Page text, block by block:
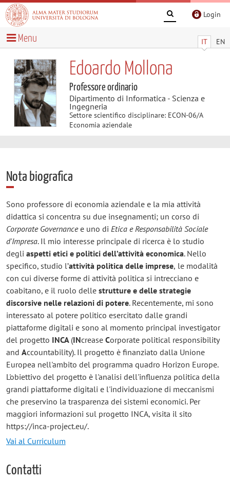
Login
IT EN
Menu
Edoardo Mollona
Professore ordinario
Dipartimento di Informatica - Scienza e
Ingegneria
Settore scientifico disciplinare: ECON-06/A
Economia aziendale
Nota biografica
Sono professore di economia aziendale e la mia attività
didattica si concentra su due insegnamenti; un corso di
Corporate Governancee uno di Etica e Responsabilità Sociale
d'Impresa. Il mio interesse principale di ricerca è lo studio
degli aspetti etici e politici dell’attività economica. Nello
specifico, studio l’attività politica delle imprese, le modalità
con cui diverse forme di attività politica si intrecciano e
coabitano, e il ruolo delle strutture e delle strategie
discorsive nelle relazioni di potere. Recentemente, mi sono
interessato al potere politico esercitato dalle grandi
piattaforme digitali e sono al momento principal investigator
del progetto INCA (INcrease Corporate political responsibility
and Accountability). Il progetto è finanziato dalla Unione
Europea nell'ambito del programma quadro Horizon Europe.
L'obiettivo del progetto è l'analisi dell'influenza politica della
grandi piattaforme digitali e l'individuazione di meccanismi
che preservino la trasparenza dei sistemi economici. Per
maggiori informazioni sul progetto INCA, visita il sito
https://inca-project.eu/.
Vai al Curriculum
Contatti